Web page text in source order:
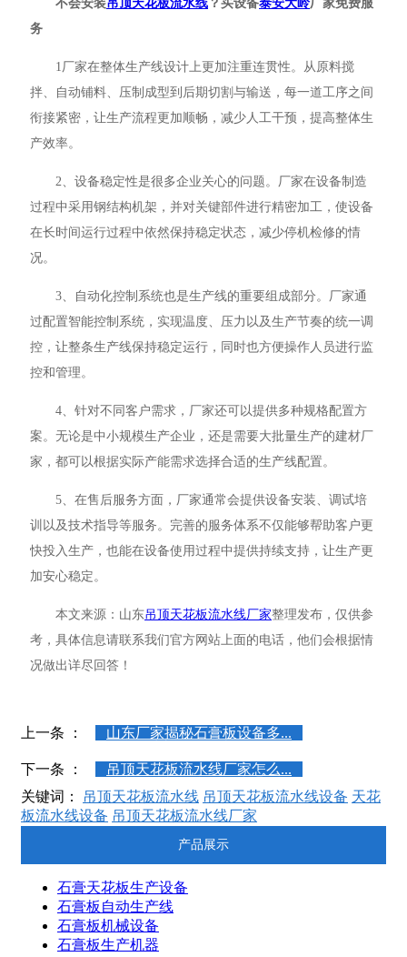
不会安装吊顶天花板流水线 ？买设备泰安大岭厂家免费服
务
1厂家在整体生产线设计上更加注重连贯性。从原料搅
拌、自动铺料、压制成型到后期切割与输送，每一道工序之间
衔接紧密，让生产流程更加顺畅，减少人工干预，提高整体生
产效率。
2、设备稳定性是很多企业关心的问题。厂家在设备制造
过程中采用钢结构机架，并对关键部件进行精密加工，使设备
在长时间运行过程中依然保持稳定状态，减少停机检修的情
况。
3、自动化控制系统也是生产线的重要组成部分。厂家通
过配置智能控制系统，实现温度、压力以及生产节奏的统一调
控，让整条生产线保持稳定运行，同时也方便操作人员进行监
控和管理。
4、针对不同客户需求，厂家还可以提供多种规格配置方
案。无论是中小规模生产企业，还是需要大批量生产的建材厂
家，都可以根据实际产能需求选择合适的生产线配置。
5、在售后服务方面，厂家通常会提供设备安装、调试培
训以及技术指导等服务。完善的服务体系不仅能够帮助客户更
快投入生产，也能在设备使用过程中提供持续支持，让生产更
加安心稳定。
本文来源：山东吊顶天花板流水线厂家整理发布，仅供参
考，具体信息请联系我们官方网站上面的电话，他们会根据情
况做出详尽回答！
上一条 ： 山东厂家揭秘石膏板设备多...
下一条 ：
吊顶天花板流水线厂家怎么...
关键词：
吊顶天花板流水线 吊顶天花板流水线设备 天花
板流水线设备 吊顶天花板流水线厂家
产品展示
石膏天花板生产设备
石膏板自动生产线
石膏板机械设备
石膏板生产机器